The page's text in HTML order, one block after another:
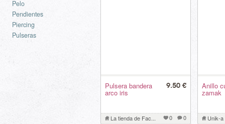
Pelo
Pendientes
Piercing
Pulseras
Pulsera bandera
arco iris
9.50 €
La tienda de Fac... 0 0
Anillo
zamak
Unik-a